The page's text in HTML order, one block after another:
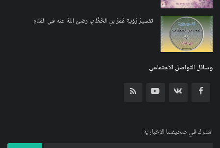
تفسيرُ رُؤيةِ عُمَرَ بنِ الخَطَّابِ رضيَ اللهُ عنه في المَنَامِ
وسائل التواصل الاجتماعي
اشترك في صحيفتنا الإخبارية